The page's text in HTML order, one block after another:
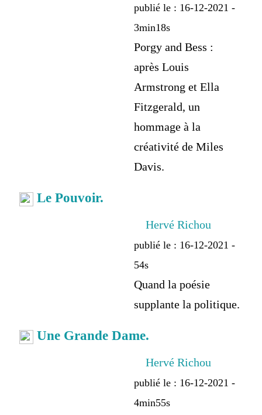
publié le : 16-12-2021 -
3min18s
Porgy and Bess :
après Louis
Armstrong et Ella
Fitzgerald, un
hommage à la
créativité de Miles
Davis.
Le Pouvoir.
Hervé Richou
publié le : 16-12-2021 -
54s
Quand la poésie
supplante la politique.
Une Grande Dame.
Hervé Richou
publié le : 16-12-2021 -
4min55s